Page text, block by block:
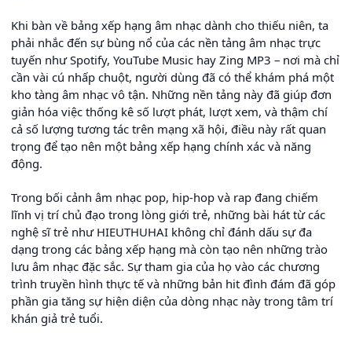
Khi bàn về bảng xếp hạng âm nhạc dành cho thiếu niên, ta
phải nhắc đến sự bùng nổ của các nền tảng âm nhạc trực
tuyến như Spotify, YouTube Music hay Zing MP3 – nơi mà chỉ
cần vài cú nhấp chuột, người dùng đã có thể khám phá một
kho tàng âm nhạc vô tận. Những nền tảng này đã giúp đơn
giản hóa việc thống kê số lượt phát, lượt xem, và thậm chí
cả số lượng tương tác trên mạng xã hội, điều này rất quan
trọng để tạo nên một bảng xếp hạng chính xác và năng
động.
Trong bối cảnh âm nhạc pop, hip-hop và rap đang chiếm
lĩnh vị trí chủ đạo trong lòng giới trẻ, những bài hát từ các
nghệ sĩ trẻ như HIEUTHUHAI không chỉ đánh dấu sự đa
dạng trong các bảng xếp hạng mà còn tạo nên những trào
lưu âm nhạc đặc sắc. Sự tham gia của họ vào các chương
trình truyền hình thực tế và những bản hit đình đám đã góp
phần gia tăng sự hiện diện của dòng nhạc này trong tâm trí
khán giả trẻ tuổi.